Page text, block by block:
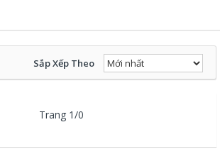
Sắp Xếp Theo
Trang 1/0